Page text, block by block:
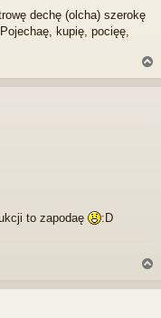
dechę (olcha) szerokę
kupię, pocięę,
a
to zapodaę :D
g